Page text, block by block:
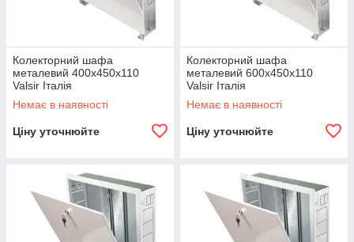
Колекторний шафа
металевий 400х450х110
Valsir Італія
Немає в наявності
Ціну уточнюйте
Колекторний шафа
металевий 600х450х110
Valsir Італія
Немає в наявності
Ціну уточнюйте